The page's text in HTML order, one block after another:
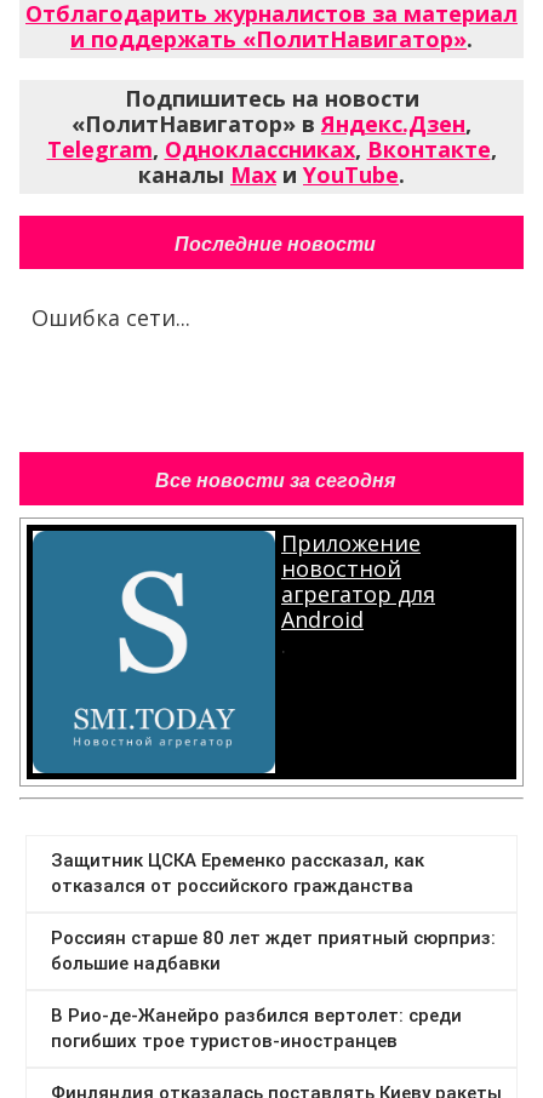
Отблагодарить журналистов за материал
и поддержать «ПолитНавигатор».
Подпишитесь на новости
«ПолитНавигатор» в Яндекс.Дзен,
Telegram, Одноклассниках, Вконтакте,
каналы Max и YouTube.
Последние новости
Ошибка сети...
Все новости за сегодня
Приложение
новостной
агрегатор для
Android
.